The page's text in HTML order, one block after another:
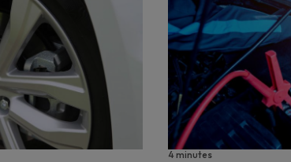
4 minutes